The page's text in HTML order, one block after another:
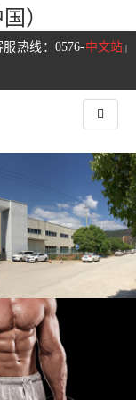
）
中文站 |
热线：0576-